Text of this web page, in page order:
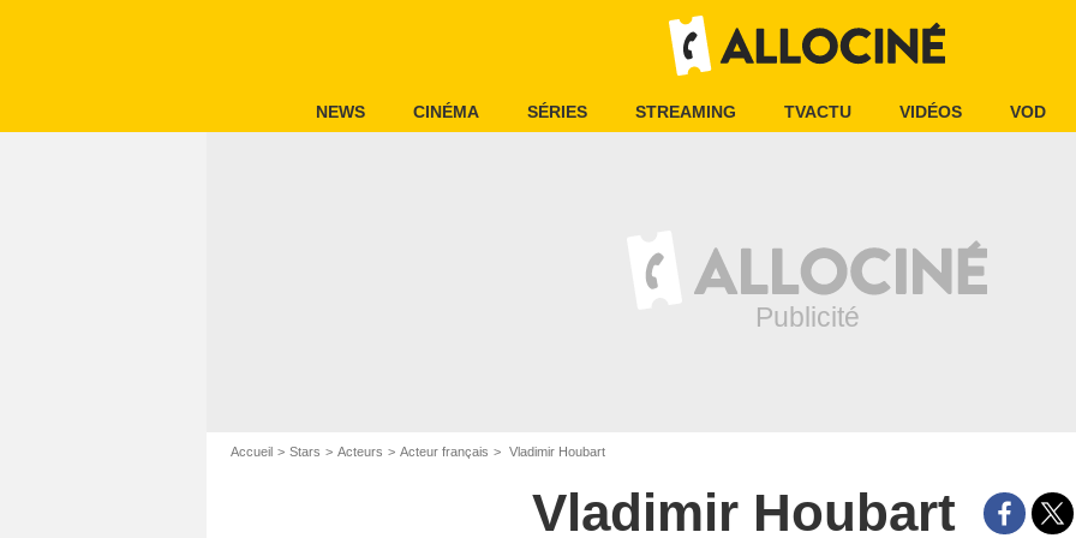
NEWS CINÉMA SÉRIES STREAMING TVACTU VIDÉOS VOD
Accueil Stars Acteurs Acteur français Vladimir Houbart
Vladimir Houbart